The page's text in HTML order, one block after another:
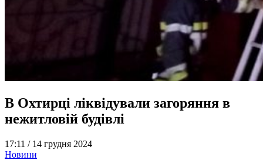
В Охтирці ліквідували загоряння в
нежитловій будівлі
17:11 / 14 грудня 2024
Новини